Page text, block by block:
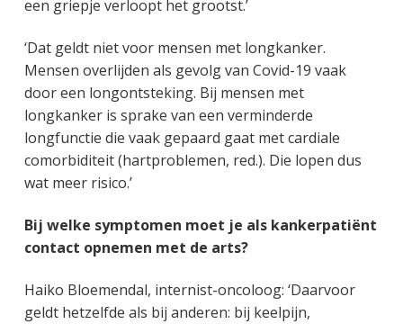
een griepje verloopt het grootst.’
‘Dat geldt niet voor mensen met longkanker.
Mensen overlijden als gevolg van Covid-19 vaak
door een longontsteking. Bij mensen met
longkanker is sprake van een verminderde
longfunctie die vaak gepaard gaat met cardiale
comorbiditeit (hartproblemen, red.). Die lopen dus
wat meer risico.’
Bij welke symptomen moet je als kankerpatiënt
contact opnemen met de arts?
Haiko Bloemendal, internist-oncoloog: ‘Daarvoor
geldt hetzelfde als bij anderen: bij keelpijn,